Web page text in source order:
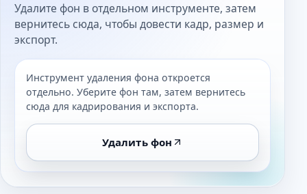
Удалите фон в отдельном инструменте, затем
вернитесь сюда, чтобы довести кадр, размер и
экспорт.
Инструмент удаления фона откроется
отдельно. Уберите фон там, затем вернитесь
сюда для кадрирования и экспорта.
Удалить фон